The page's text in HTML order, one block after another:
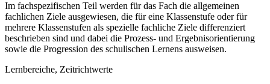
Im fachspezifischen Teil werden für das Fach die allgemeinen
fachlichen Ziele ausgewiesen, die für eine Klassenstufe oder für
mehrere Klassenstufen als spezielle fachliche Ziele differenziert
beschrieben sind und dabei die Prozess- und Ergebnisorientierung
sowie die Progression des schulischen Lernens ausweisen.
Lernbereiche, Zeitrichtwerte